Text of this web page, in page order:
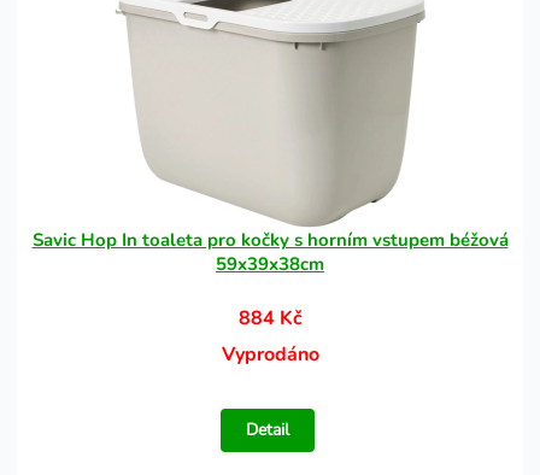
Savic Hop In toaleta pro kočky s horním vstupem béžová
59x39x38cm
884 Kč
Vyprodáno
Detail